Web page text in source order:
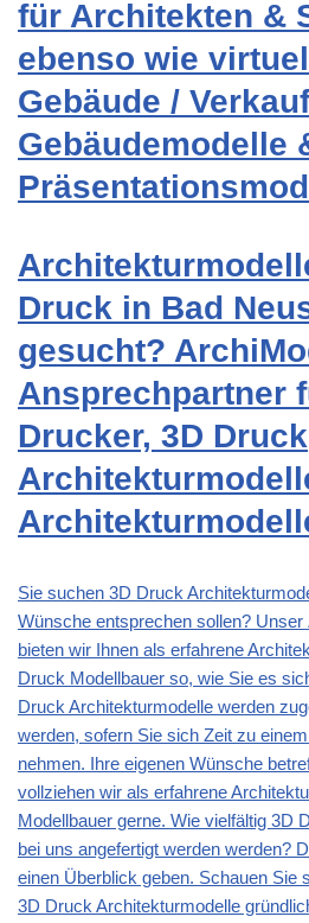
für Architekten &
ebenso wie
Gebäude /
Gebäudemodelle
Druck in Bad
gesucht?
Ansprechpartner
Drucker, 3D Druck
Sie suchen 3D Druck
Wünsche entsprechen sollen? Unser
bieten wir Ihnen als erfahrene
Druck Modellbauer so, wie Sie es
Druck Architekturmodelle werden
werden, sofern Sie sich Zeit zu
nehmen. Ihre eigenen Wünsche
vollziehen wir als erfahrene
Modellbauer gerne. Wie vielfältig 3D
bei uns angefertigt werden werden?
einen Überblick geben. Schauen Sie
3D Druck Architekturmodelle